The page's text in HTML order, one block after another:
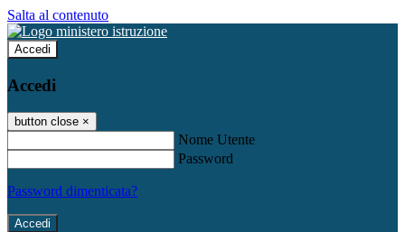
Salta al contenuto
Accedi
Accedi
button close ×
Nome Utente
Password
Password dimenticata?